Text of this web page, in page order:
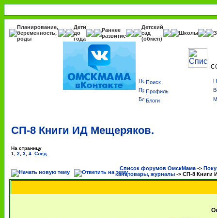
Планирование,
беременность,
роды
Дети
до
года
Раннее
развитие
Детский
сад
(обмен)
Школы
Поиск
Профиль
Блоги
СП-8 Книги ИД Мещеряков.
На страницу
1
2 3 4 След.
Список форумов ОмскМама ->
канцтовары, журналы -> СП-8 Книги